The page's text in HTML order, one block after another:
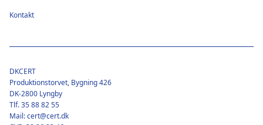
Kontakt
DKCERT
Produktionstorvet, Bygning 426
DK-2800 Lyngby
Tlf. 35 88 82 55
Mail: cert@cert.dk